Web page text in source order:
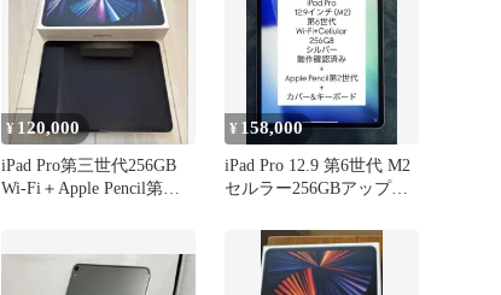
¥ 120,000
iPad Pro第三世代256GB
Wi-Fi＋Apple Pencil第二
¥ 158,000
iPad Pro 12.9 第6世代 M2
セルラー256GBアップル